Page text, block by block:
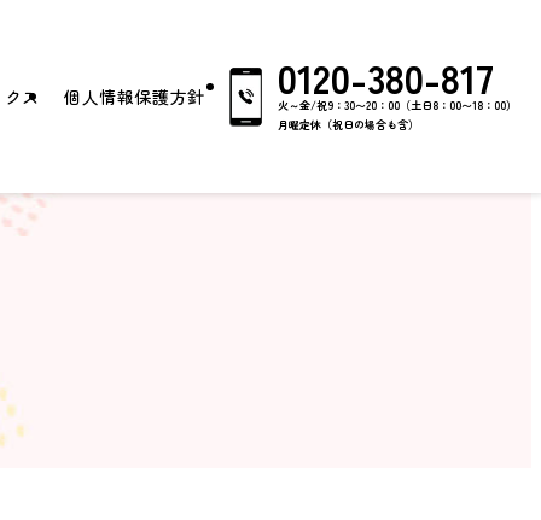
ス 個人情報保護方針 0120-380-817
火～金/祝9：30〜20：00（土日8：00〜18：00）
月曜定休（祝日の場合も含）